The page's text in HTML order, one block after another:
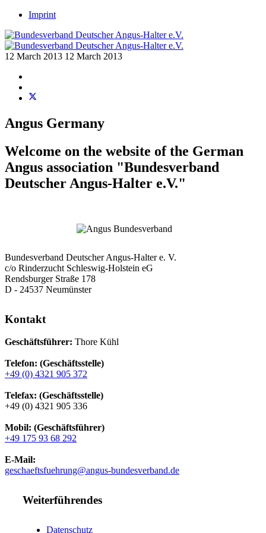
Imprint
12 March 2013 12 March 2013
Angus Germany
Welcome on the website of the German
Angus association "Bundesverband
Deutscher Angus-Halter e.V."
Bundesverband Deutscher Angus-Halter e. V.
c/o Rinderzucht Schleswig-Holstein eG
Rendsburger Straße 178
D - 24537 Neumünster
Kontakt
Geschäftsführer: Thore Kühl
Telefon: (Geschäftsstelle)
+49 (0) 4321 905 372
Telefax: (Geschäftsstelle)
+49 (0) 4321 905 336
Mobil: (Geschäftsführer)
+49 175 93 68 292
E-Mail:
geschaeftsfuehrung@angus-bundesverband.de
Weiterführendes
Datenschutz